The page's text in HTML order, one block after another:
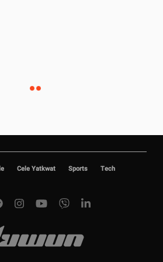
Cele Yatkwat Sports Tech